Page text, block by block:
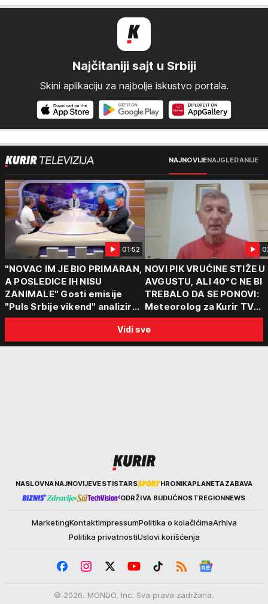
Najčitaniji sajt u Srbiji
Skini aplikaciju za najbolje iskustvo portala.
NAJNOVIJENAJGLEDANIJE
01:52
"NOVAC IM JE BIO PRIMARAN,
A POSLEDICE IH NISU
ZANIMALE" Gosti emisije
"Puls Srbije vikend" analizirali
slučajeve koji su potresli
Srbiju: Zločin se ne isplati
NOVI PIK VRUĆINE STIŽE U
AVGUSTU, ALI 40°C NE BI
TREBALO DA SE PONOVI:
Meteorolog za Kurir TV
objasnio šta nas čeka:
za ozbiljne padavine su
Vidi sve
KurirNASLOVNANAJNOVIJEVESTISTARS HRONIKAPLANETAZABAVA
ODRŽIVA BUDUĆNOSTREGIONNEWS
MarketingKontaktImpressumPolitika o kolačićimaArhiva
Politika privatnostiUslovi korišćenja
© 2026. MONDO, Inc. Sva prava zadržana.